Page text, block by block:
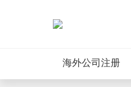
海外公司注册